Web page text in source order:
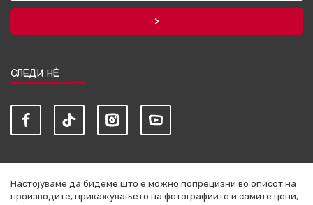
СЛЕДИ НЀ
Настојуваме да бидеме што е можно попрецизни во описот на
производите, прикажувањето на фотографиите и самите цени,